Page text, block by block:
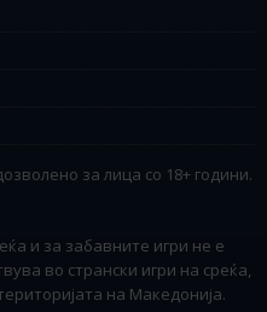
за лица со 18+ години.
и за забавните игри не е
во странски игри на среќа,
на Македонија.